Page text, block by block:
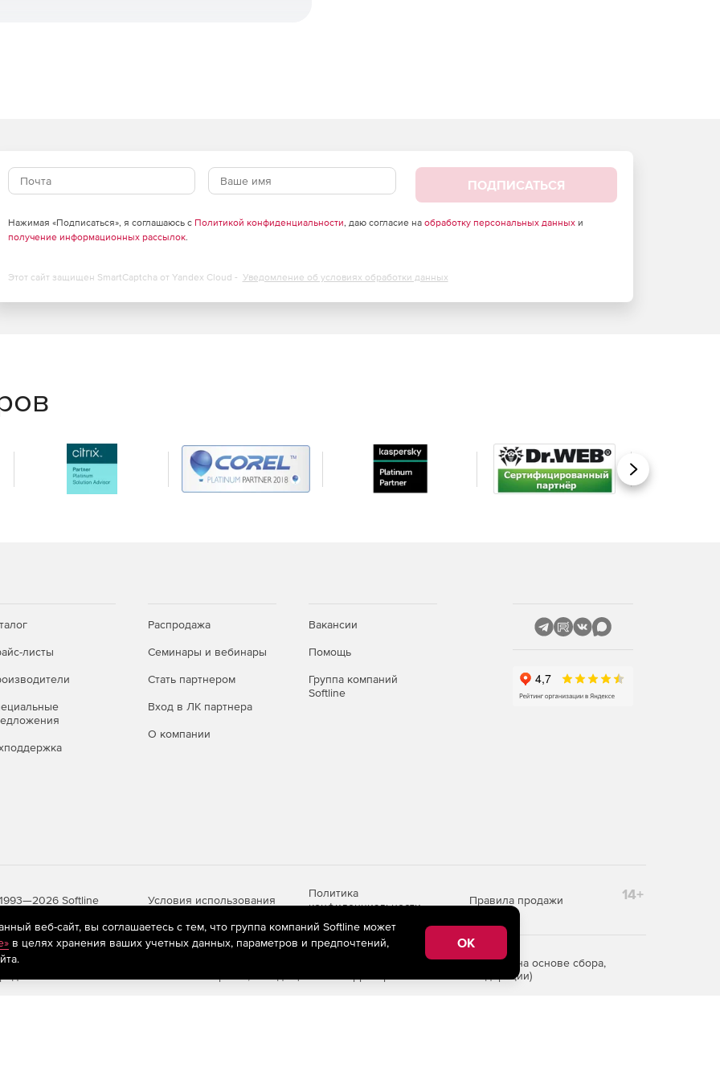
✓
✓ ✓
—
✓
Server — подойдёт бесплатная редакция SQL
ПОДПИСАТЬСЯ
Нажимая «Подписаться», я соглашаюсь с Политикой конфиденциальности, даю согласие на обработку персональных данныхи
получение информационных рассылок.
Этот сайт защищен SmartCaptcha от Yandex Cloud - Уведомление об условиях обработки данных
Вперед
листы
Распродажа
Семинары и вебинары
Стать партнером
Вход в ЛК партнера
О компании
Вакансии
Помощь
Группа компаний
Softline
Softline Условия использования
Политика
конфиденциальности
Правила продажи 14+
(информационные технологии предоставления информации на основе сбора,
пользователей сети «Интернет», находящихся на территории Российской Федерации)
веб-сайт, вы соглашаетесь с тем, что группа компаний Softline может
в целях хранения ваших учетных данных, параметров и предпочтений,
OK